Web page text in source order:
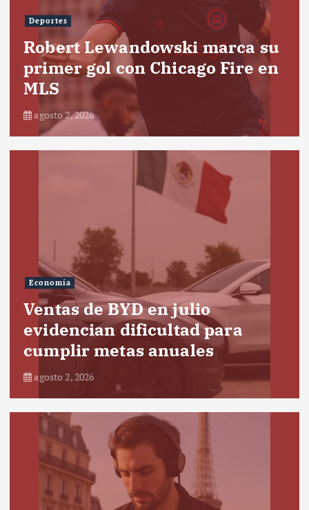
Deportes
Robert Lewandowski marca su
primer gol con Chicago Fire en
MLS
agosto 2, 2026
Economía
Ventas de BYD en julio
evidencian dificultad para
cumplir metas anuales
agosto 2, 2026